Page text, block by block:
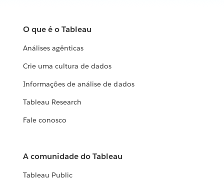
O que é o Tableau
Análises agênticas
Crie uma cultura de dados
Informações de análise de dados
Tableau Research
Fale conosco
A comunidade do Tableau
Tableau Public